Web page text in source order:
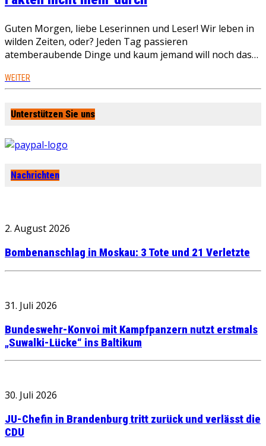
Guten Morgen, liebe Leserinnen und Leser! Wir leben in
wilden Zeiten, oder? Jeden Tag passieren
atemberaubende Dinge und kaum jemand will noch das…
WEITER
Unterstützen Sie uns
Nachrichten
2. August 2026
Bombenanschlag in Moskau: 3 Tote und 21 Verletzte
31. Juli 2026
Bundeswehr-Konvoi mit Kampfpanzern nutzt erstmals
„Suwalki-Lücke“ ins Baltikum
30. Juli 2026
JU-Chefin in Brandenburg tritt zurück und verlässt die
CDU